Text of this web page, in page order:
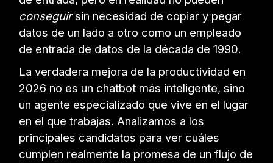
conseguirsin necesidad de copiar y pegar
datos de un lado a otro como un empleado
de entrada de datos de la década de 1990.
La verdadera mejora de la productividad en
2026 no es un chatbot más inteligente, sino
un agente especializado que vive en el lugar
en el que trabajas. Analizamos a los
principales candidatos para ver cuáles
cumplen realmente la promesa de un flujo de